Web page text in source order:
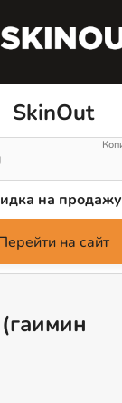
SkinOut
на продажу
на сайт